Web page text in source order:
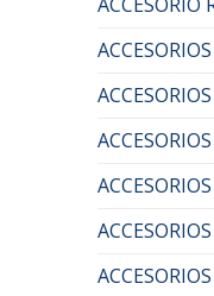
ACCESORIOS
ACCESORIOS